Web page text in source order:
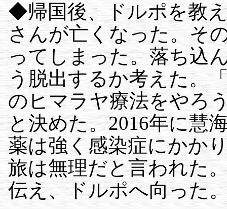
◆帰国後、ドルポを教
さんが亡くなった。そ
ってしまった。落ち込
う脱出するか考えた。
のヒマラヤ療法をやろ
と決めた。2016年に慧
薬は強く感染症にかか
旅は無理だと言われた
伝え、ドルポへ向った